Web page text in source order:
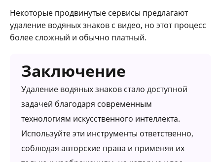
Некоторые продвинутые сервисы предлагают
удаление водяных знаков с видео, но этот процесс
более сложный и обычно платный.
Заключение
Удаление водяных знаков стало доступной
задачей благодаря современным
технологиям искусственного интеллекта.
Используйте эти инструменты ответственно,
соблюдая авторские права и применяя их